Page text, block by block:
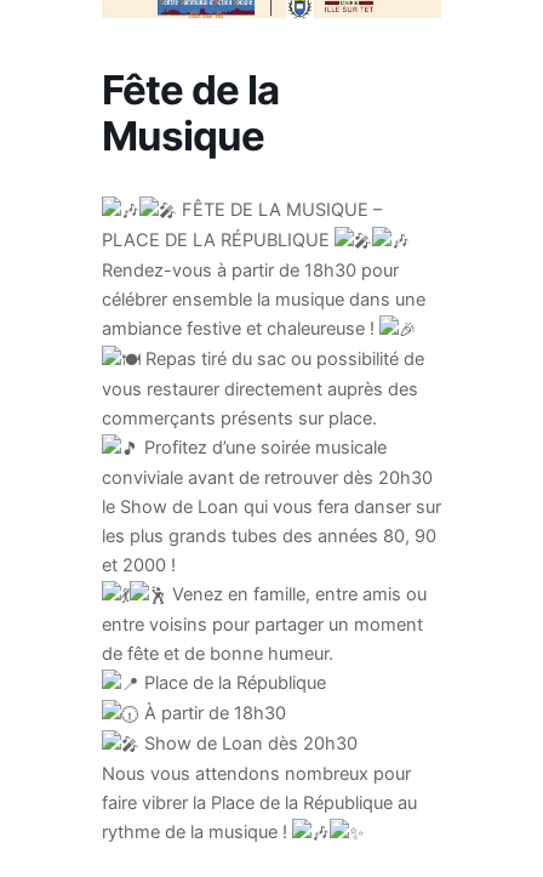
Fête de la
Musique
FÊTE DE LA MUSIQUE –
PLACE DE LA RÉPUBLIQUE
Rendez-vous à partir de 18h30 pour
célébrer ensemble la musique dans une
ambiance festive et chaleureuse !
Repas tiré du sac ou possibilité de
vous restaurer directement auprès des
commerçants présents sur place.
Profitez d’une soirée musicale
conviviale avant de retrouver dès 20h30
le Show de Loan qui vous fera danser sur
les plus grands tubes des années 80, 90
et 2000 !
Venez en famille, entre amis ou
entre voisins pour partager un moment
de fête et de bonne humeur.
Place de la République
À partir de 18h30
Show de Loan dès 20h30
Nous vous attendons nombreux pour
faire vibrer la Place de la République au
rythme de la musique !